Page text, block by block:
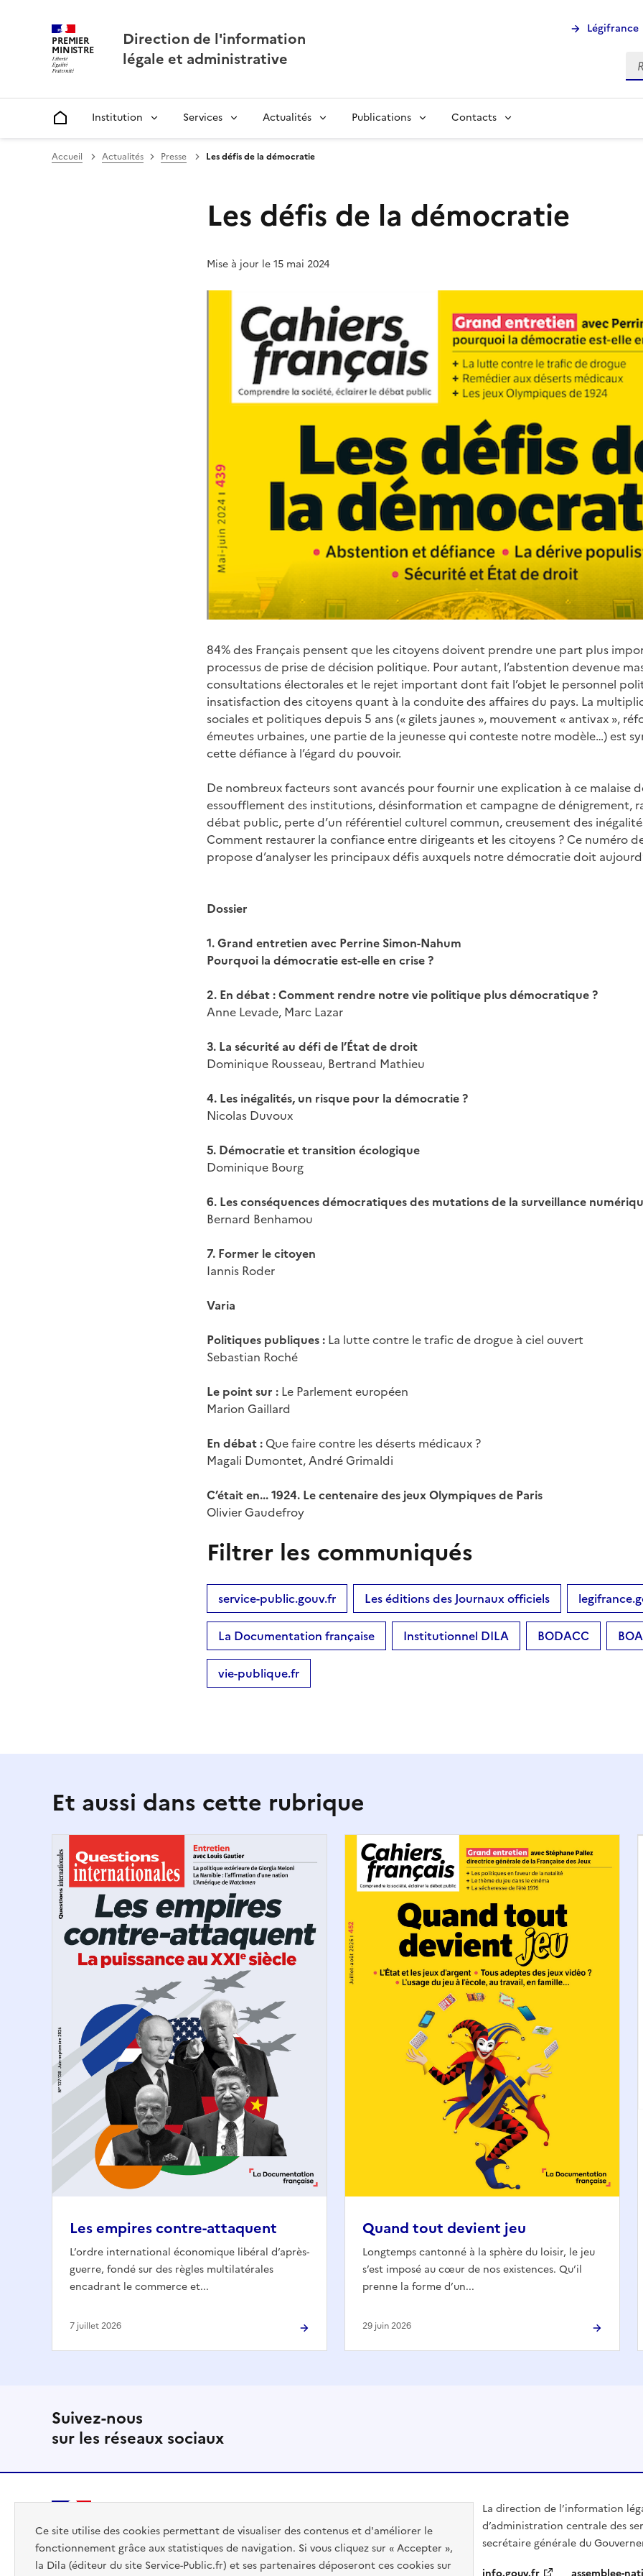
Ce site utilise des cookies permettant de visualiser des contenus et d'améliorer le
fonctionnement grâce aux statistiques de navigation. Si vous cliquez sur « Accepter »,
la Dila (éditeur du site Service-Public.fr) et ses partenaires déposeront ces cookies sur
PREMIER
MINISTRE
Direction de l'information
légale et administrative
Légifrance
Institution Services Actualités Publications Contacts
Accueil Actualités Presse Les défis de la démocratie
Les défis de la démocratie
Mise à jour le 15 mai 2024
84% des Français pensent que les citoyens doivent prendre une part plus
processus de prise de décision politique. Pour autant, l’abstention devenue
consultations électorales et le rejet important dont fait l’objet le personnel
insatisfaction des citoyens quant à la conduite des affaires du pays. La
sociales et politiques depuis 5 ans (« gilets jaunes », mouvement « antivax »,
émeutes urbaines, une partie de la jeunesse qui conteste notre modèle…) est
cette défiance à l’égard du pouvoir.
De nombreux facteurs sont avancés pour fournir une explication à ce malaise
essoufflement des institutions, désinformation et campagne de dénigrement,
débat public, perte d’un référentiel culturel commun, creusement des
Comment restaurer la confiance entre dirigeants et les citoyens ? Ce numéro
propose d’analyser les principaux défis auxquels notre démocratie doit
Dossier
1. Grand entretien avec Perrine Simon-Nahum
Pourquoi la démocratie est-elle en crise ?
2. En débat : Comment rendre notre vie politique plus démocratique ?
Anne Levade, Marc Lazar
3. La sécurité au défi de l’État de droit
Dominique Rousseau, Bertrand Mathieu
4. Les inégalités, un risque pour la démocratie ?
Nicolas Duvoux
5. Démocratie et transition écologique
Dominique Bourg
6. Les conséquences démocratiques des mutations de la surveillance
Bernard Benhamou
7. Former le citoyen
Iannis Roder
Varia
Politiques publiques : La lutte contre le trafic de drogue à ciel ouvert
Sebastian Roché
Le point sur : Le Parlement européen
Marion Gaillard
En débat : Que faire contre les déserts médicaux ?
Magali Dumontet, André Grimaldi
C’était en... 1924. Le centenaire des jeux Olympiques de Paris
Olivier Gaudefroy
Filtrer les communiqués
service-public.gouv.fr Les éditions des Journaux officiels
La Documentation française Institutionnel DILA BODACC
vie-publique.fr
Et aussi dans cette rubrique
Les empires contre-attaquent
L’ordre international économique libéral d’après-
guerre, fondé sur des règles multilatérales
encadrant le commerce et...
7 juillet 2026
Quand tout devient jeu
Longtemps cantonné à la sphère du loisir, le jeu
s’est imposé au cœur de nos existences. Qu’il
prenne la forme d’un...
29 juin 2026
Suivez-nous
sur les réseaux sociaux
PREMIER
MINISTRE
La direction de l’information
d’administration centrale des
secrétaire générale du